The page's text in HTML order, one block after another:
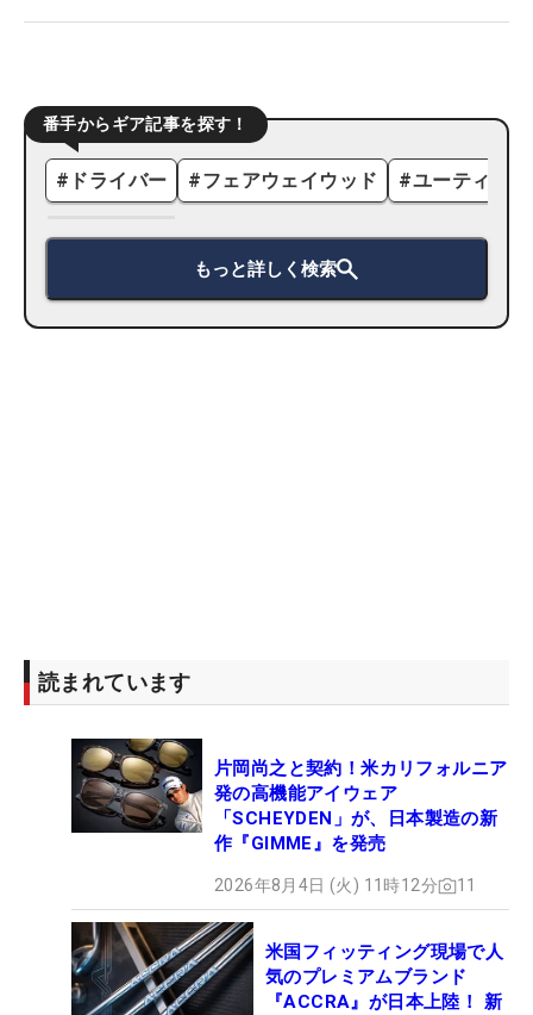
番手からギア記事を探す！
# ドライバー #フェアウェイウッド #ユーティリ
もっと詳しく検索
読まれています
片岡尚之と契約！米カリフォルニア
発の高機能アイウェア
「SCHEYDEN」が、日本製造の新
作『GIMME』を発売
2026年8月4日 (火) 11時12分 11
米国フィッティング現場で人
気のプレミアムブランド
『ACCRA』が日本上陸！ 新